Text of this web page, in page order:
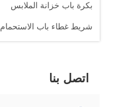
بكرة باب خزانة الملابس
شريط غطاء باب الاستحمام
اتصل بنا